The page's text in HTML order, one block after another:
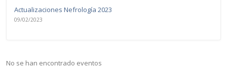
Actualizaciones Nefrología 2023
09/02/2023
No se han encontrado eventos